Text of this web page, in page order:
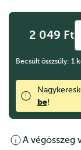
2 049 Ft
Becsült összsúly: 1
be!
A végösszeg